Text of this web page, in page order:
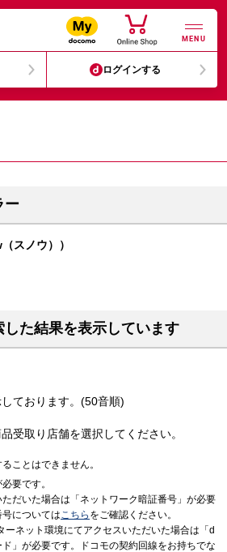
MENU
ログインする
ー
スノウ））
た結果を表示しています
ております。(50音順)
受取り店舗を選択してください。
ことはできません。
要です。
ただいた場合は「ネットワーク暗証番号」が必要
についてはこちら をご確認ください。
ーネット環境にてアクセスいただいた場合は「d
」が必要です。ドコモの契約回線をお持ちでな